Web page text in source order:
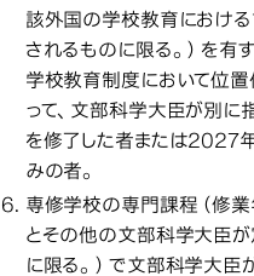
該外国の学校教育におけ
されるものに限る。）を有
学校教育制度において位
って、文部科学大臣が別に
を修了した者または2027
みの者。
専修学校の専門課程（修
とその他の文部科学大臣
に限る。）で文部科学大臣